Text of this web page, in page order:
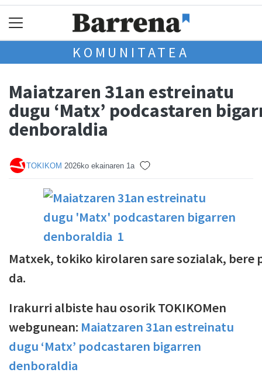
KOMUNITATEA
Maiatzaren 31an estreinatu
dugu ‘Matx’ podcastaren
denboraldia
TOKIKOM 2026ko ekainaren 1a
Matxek, tokiko kirolaren sare sozialak,
da.
Irakurri albiste hau osorik TOKIKOMen
webgunean: Maiatzaren 31an estreinatu
dugu ‘Matx’ podcastaren bigarren
denboraldia